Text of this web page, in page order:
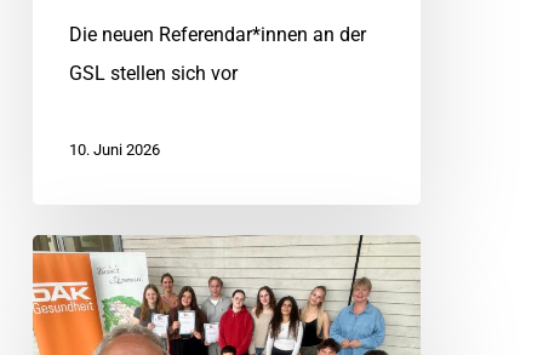
Die neuen Referendar*innen an der
GSL stellen sich vor
10. Juni 2026